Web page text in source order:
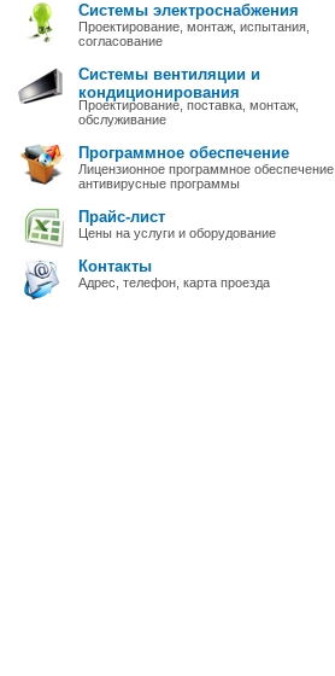
Системы электроснабжения
Проектирование, монтаж, испытания,
согласование
Системы вентиляции и
кондиционирования
Проектирование, поставка, монтаж,
обслуживание
Программное обеспечение
Лицензионное программное обеспечение,
антивирусные программы
Прайс-лист
Цены на услуги и оборудование
Контакты
Адрес, телефон, карта проезда